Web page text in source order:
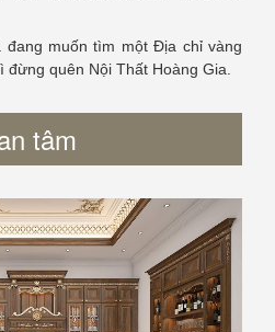
muốn tìm một Địa chỉ vàng
đừng quên Nội Thất Hoàng Gia.
tâm